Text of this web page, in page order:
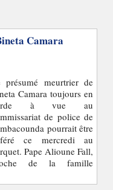
Camara
présumé meurtrier de
Camara toujours en
à vue au
de police de
pourrait être
ce mercredi au
Pape Alioune Fall,
de la famille